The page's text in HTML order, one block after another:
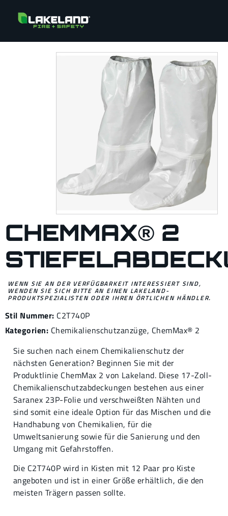
CHEMMAX® 2
WENN SIE AN DER VERFÜGBARKEIT INTERESSIERT SIND,
WENDEN SIE SICH BITTE AN EINEN LAKELAND-
PRODUKTSPEZIALISTEN ODER IHREN ÖRTLICHEN HÄNDLER.
Stil Nummer: C2T740P
Kategorien: Chemikalienschutzanzüge, ChemMax® 2
Sie suchen nach einem Chemikalienschutz der
nächsten Generation? Beginnen Sie mit der
Produktlinie ChemMax 2 von Lakeland. Diese 17-Zoll-
Chemikalienschutzabdeckungen bestehen aus einer
Saranex 23P-Folie und verschweißten Nähten und
sind somit eine ideale Option für das Mischen und die
Handhabung von Chemikalien, für die
Umweltsanierung sowie für die Sanierung und den
Umgang mit Gefahrstoffen.
Die C2T740P wird in Kisten mit 12 Paar pro Kiste
angeboten und ist in einer Größe erhältlich, die den
meisten Trägern passen sollte.